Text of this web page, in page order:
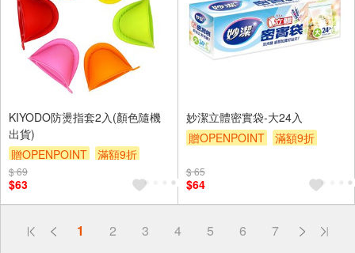
KIYODO防燙指套2入(顏色隨機
出貨)
贈OPENPOINT
滿額9折
贈$200
$ 69
$63
妙潔立體密實袋-大24入
贈OPENPOINT
滿額9折
$ 65
$64
1 2 3 4 5 6 7
偏遠地區配送